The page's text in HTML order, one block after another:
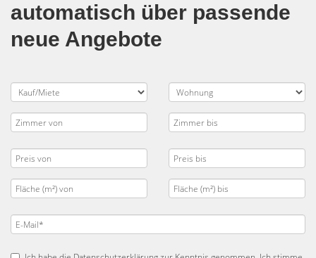
automatisch über passende
neue Angebote